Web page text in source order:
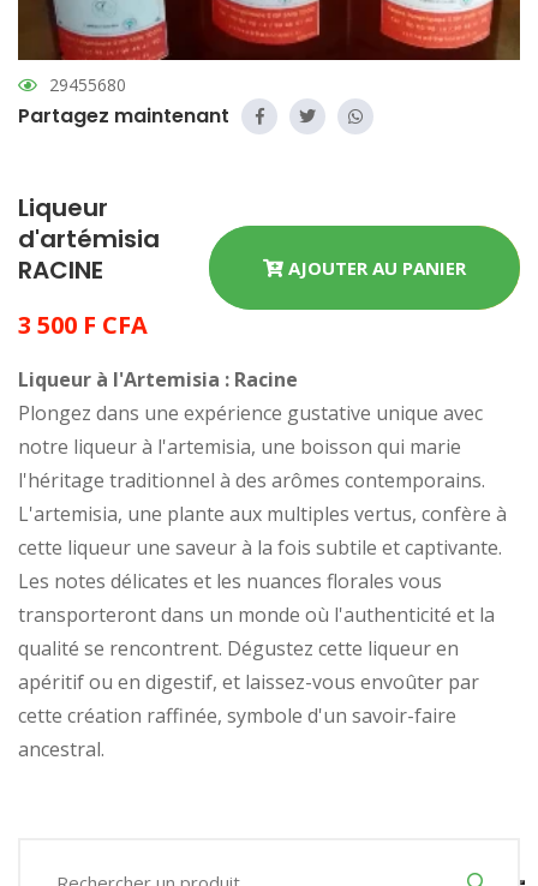
29455680
Partagez maintenant
Liqueur
d'artémisia
RACINE
3 500 F CFA
AJOUTER AU PANIER
Liqueur à l'Artemisia : Racine
Plongez dans une expérience gustative unique avec
notre liqueur à l'artemisia, une boisson qui marie
l'héritage traditionnel à des arômes contemporains.
L'artemisia, une plante aux multiples vertus, confère à
cette liqueur une saveur à la fois subtile et captivante.
Les notes délicates et les nuances florales vous
transporteront dans un monde où l'authenticité et la
qualité se rencontrent. Dégustez cette liqueur en
apéritif ou en digestif, et laissez-vous envoûter par
cette création raffinée, symbole d'un savoir-faire
ancestral.